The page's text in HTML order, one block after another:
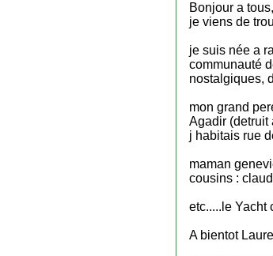
Bonjour a tous,
je viens de
je suis née a
communauté
nostalgiques,
mon grand
Agadir (detruit
j habitais rue
maman
cousins :
etc.....le Yacht
A bientot